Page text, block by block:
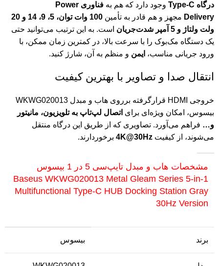
درگاه Type-C
وجود دارد که هم به
فناوری Power
Delivery مجهز و هم قادر به تأمین
100 وات توان، 5، 9، 14 و 20
ولت ولتاژ و 5 آمپر شدت‌جریان
است. به این ترتیب می‌توانید حتی
یک دستگاه مک‌بوک را با سرعت بالا، در کمترین زمان ممکن، با
ورود جریانی مناسب، ایمن و منظم به آن، شارژ کنید.
انتقال صدا و تصاویر با بهترین کیفیت
خروجی HDMI قرارگرفته برروی هاب و مبدل WKWG020013
بیسوس، امکان ویژه‌ای برای اتصال لپ‌تاپ به تلویزیون، مانیتور
و… فراهم می‌آورد. تصاویری که از طریق این درگاه منتقل
می‌شوند، از کیفیت 4K@30Hz برخوردارند.
مشخصات هاب و مبدل تایپ‌سی 5 در 1 بیسوس
Baseus WKWG020013 Metal Gleam Series 5-in-1
Multifunctional Type-C HUB Docking Station Gray
30Hz Version
برند بیسوس